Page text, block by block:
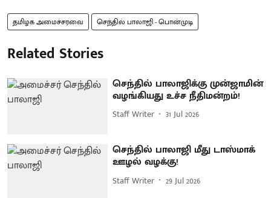
தமிழக அமைச்சரவை செந்தில் பாலாஜி - பொன்முடி
Related Stories
செந்தில் பாலாஜிக்கு முன்ஜாமின்
வழங்கியது உச்ச நீதிமன்றம்!
Staff Writer 31 Jul 2026
செந்தில் பாலாஜி மீது டாஸ்மாக்
ஊழல் வழக்கு!
Staff Writer 29 Jul 2026